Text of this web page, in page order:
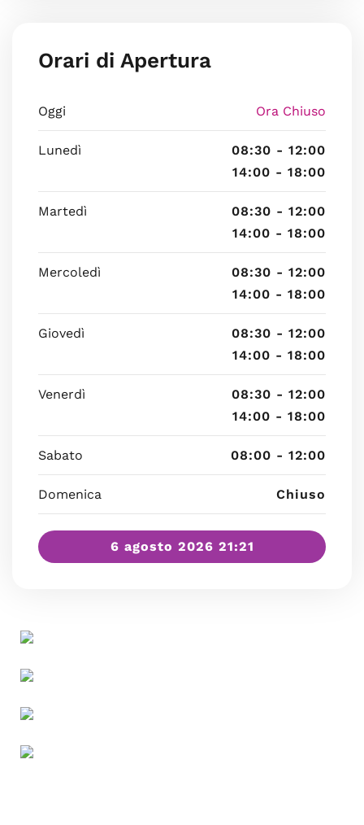
Orari di Apertura
Oggi Ora Chiuso
Lunedì
08:30 - 12:00
14:00 - 18:00
Martedì
08:30 - 12:00
14:00 - 18:00
Mercoledì
08:30 - 12:00
14:00 - 18:00
Giovedì
08:30 - 12:00
14:00 - 18:00
Venerdì
08:30 - 12:00
14:00 - 18:00
Sabato 08:00 - 12:00
Domenica Chiuso
6 agosto 2026 21:21